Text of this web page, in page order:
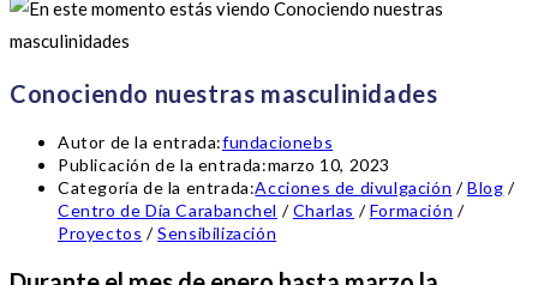
Conociendo nuestras masculinidades
Autor de la entrada:fundacionebs
Publicación de la entrada:marzo 10, 2023
Categoría de la entrada:Acciones de divulgación / Blog /
Centro de Día Carabanchel / Charlas / Formación /
Proyectos / Sensibilización